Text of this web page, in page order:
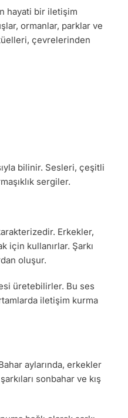
hayati bir iletişim
ormanlar, parklar ve
çevrelerinden
bilinir. Sesleri, çeşitli
sergiler.
Erkekler,
için kullanırlar. Şarkı
oluşur.
üretebilirler. Bu ses
iletişim kurma
aylarında, erkekler
sonbahar ve kış